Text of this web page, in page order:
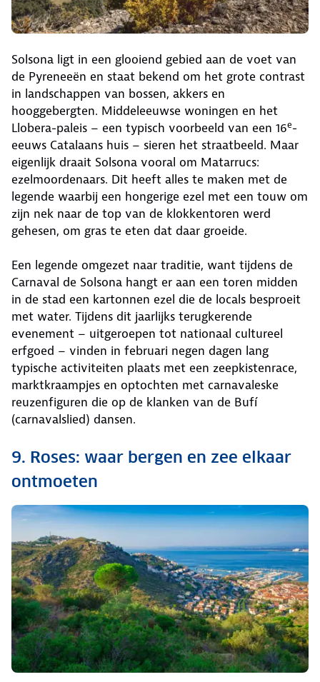
Solsona ligt in een glooiend gebied aan de voet van
de Pyreneeën en staat bekend om het grote contrast
in landschappen van bossen, akkers en
hooggebergten. Middeleeuwse woningen en het
Llobera-paleis – een typisch voorbeeld van een 16e-
eeuws Catalaans huis – sieren het straatbeeld. Maar
eigenlijk draait Solsona vooral om Matarrucs:
ezelmoordenaars. Dit heeft alles te maken met de
legende waarbij een hongerige ezel met een touw om
zijn nek naar de top van de klokkentoren werd
gehesen, om gras te eten dat daar groeide.
Een legende omgezet naar traditie, want tijdens de
Carnaval de Solsona hangt er aan een toren midden
in de stad een kartonnen ezel die de locals besproeit
met water. Tijdens dit jaarlijks terugkerende
evenement – uitgeroepen tot nationaal cultureel
erfgoed – vinden in februari negen dagen lang
typische activiteiten plaats met een zeepkistenrace,
marktkraampjes en optochten met carnavaleske
reuzenfiguren die op de klanken van de Bufí
(carnavalslied) dansen.
9. Roses: waar bergen en zee elkaar
ontmoeten